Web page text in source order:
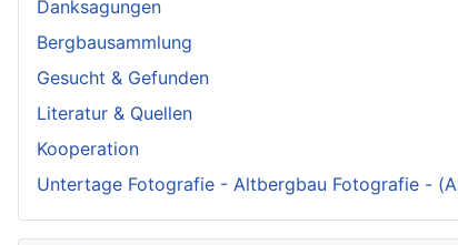
Danksagungen
Bergbausammlung
Gesucht & Gefunden
Literatur & Quellen
Kooperation
Untertage Fotografie - Altbergbau Fotografie -